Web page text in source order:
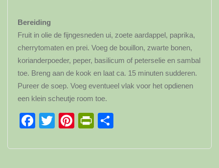
Bereiding
Fruit in olie de fijngesneden ui, zoete aardappel, paprika,
cherrytomaten en prei. Voeg de bouillon, zwarte bonen,
korianderpoeder, peper, basilicum of peterselie en sambal
toe. Breng aan de kook en laat ca. 15 minuten sudderen.
Pureer de soep. Voeg eventueel vlak voor het opdienen
een klein scheutje room toe.
Facebook
Twitter
Pinterest
PrintFriendly